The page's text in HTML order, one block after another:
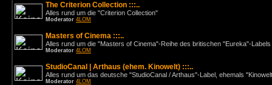
The Criterion Collection :::..
Alles rund um die "Criterion Collection"
Moderator 4LOM
Masters of Cinema :::..
Alles rund um die "Masters of Cinema"-Reihe des britischen "Eureka"-Labels
Moderator 4LOM
StudioCanal | Arthaus (ehem. Kinowelt) :::..
Alles rund um das deutsche "StudioCanal / Arthaus"-Label, ehemals
Moderator 4LOM